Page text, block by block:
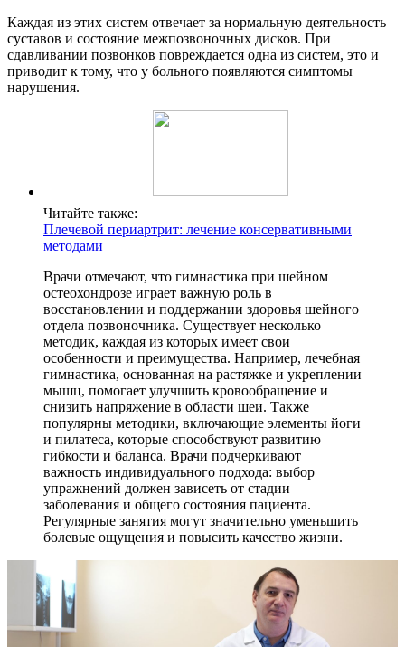
Каждая из этих систем отвечает за нормальную деятельность
суставов и состояние межпозвоночных дисков. При
сдавливании позвонков повреждается одна из систем, это и
приводит к тому, что у больного появляются симптомы
нарушения.
Читайте также:
Плечевой периартрит: лечение консервативными
методами
Врачи отмечают, что гимнастика при шейном
остеохондрозе играет важную роль в
восстановлении и поддержании здоровья шейного
отдела позвоночника. Существует несколько
методик, каждая из которых имеет свои
особенности и преимущества. Например, лечебная
гимнастика, основанная на растяжке и укреплении
мышц, помогает улучшить кровообращение и
снизить напряжение в области шеи. Также
популярны методики, включающие элементы йоги
и пилатеса, которые способствуют развитию
гибкости и баланса. Врачи подчеркивают
важность индивидуального подхода: выбор
упражнений должен зависеть от стадии
заболевания и общего состояния пациента.
Регулярные занятия могут значительно уменьшить
болевые ощущения и повысить качество жизни.